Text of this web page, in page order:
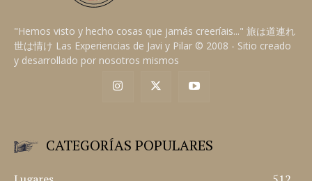
"Hemos visto y hecho cosas que jamás creeríais..." 旅は道連れ
世は情け Las Experiencias de Javi y Pilar © 2008 - Sitio creado
y desarrollado por nosotros mismos
CATEGORÍAS POPULARES